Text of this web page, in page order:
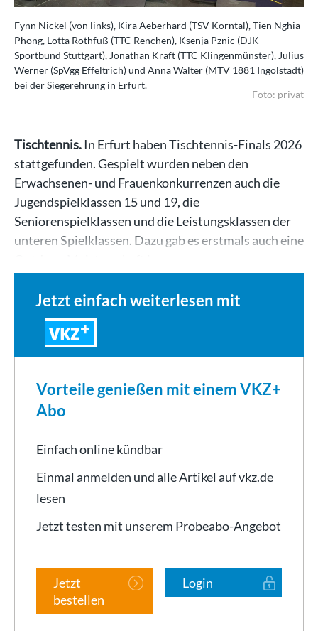
Fynn Nickel (von links), Kira Aeberhard (TSV Korntal), Tien Nghia
Phong, Lotta Rothfuß (TTC Renchen), Ksenja Pznic (DJK
Sportbund Stuttgart), Jonathan Kraft (TTC Klingenmünster), Julius
Werner (SpVgg Effeltrich) und Anna Walter (MTV 1881 Ingolstadt)
bei der Siegerehrung in Erfurt.
Foto: privat
Tischtennis.In Erfurt haben Tischtennis-Finals 2026
stattgefunden. Gespielt wurden neben den
Erwachsenen- und Frauenkonkurrenzen auch die
Jugendspielklassen 15 und 19, die
Seniorenspielklassen und die Leistungsklassen der
unteren Spielklassen. Dazu gab es erstmals auch eine
Jetzt einfach weiterlesen mit
VKZ
Vorteile genießen mit einem VKZ+
Abo
Einfach online kündbar
Einmal anmelden und alle Artikel auf vkz.de
lesen
Jetzt testen mit unserem Probeabo-Angebot
Jetzt
bestellen
Login